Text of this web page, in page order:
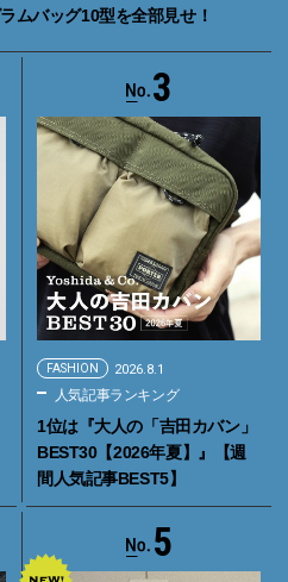
ムバッグ10型を全部見せ！
3
FASHION 2026.8.1
人気記事ランキング
1位は『大人の「吉田カバン」
BEST30【2026年夏】』【週
間人気記事BEST5】
5